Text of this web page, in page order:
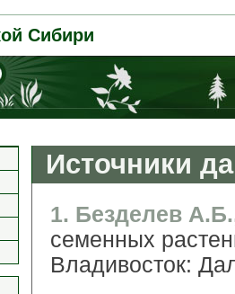
Сибири
Источники
1. Безделев
семенных
Владивосток: